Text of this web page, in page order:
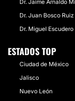
Dr. Jaime Arnaldo
Dr. Juan Bosco
Dr. Miguel Escudero
ESTADOS TOP
Ciudad de México
Jalisco
Nuevo León